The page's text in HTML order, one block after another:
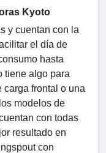
Kyoto
y cuentan con la
el día de
hasta
tiene algo para
carga frontal o una
modelos de
con todas
resultado en
con